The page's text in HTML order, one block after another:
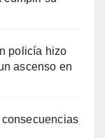
policía hizo
ascenso en